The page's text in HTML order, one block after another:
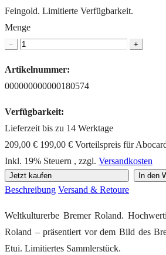
Feingold. Limitierte Verfügbarkeit.
Menge
− +
Artikelnummer:
000000000000180574
Verfügbarkeit:
Lieferzeit bis zu 14 Werktage
209,00 € 199,00 € Vorteilspreis für
Inkl. 19% Steuern , zzgl. Versandkosten
Jetzt kaufen In den
Beschreibung Versand & Retoure
Weltkulturerbe Bremer Roland.
Roland – präsentiert vor dem Bild des
Etui. Limitiertes Sammlerstück.